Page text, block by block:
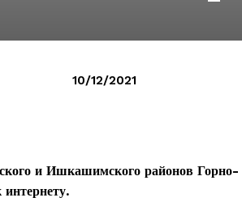
10/12/2021
и Ишкашимского районов Горно-